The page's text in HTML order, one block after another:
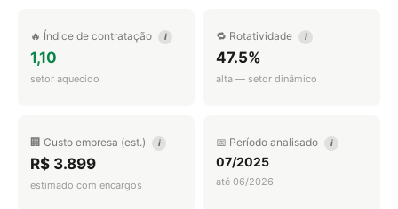
🔥 Índice de contratação i
1,10
setor aquecido
🔁 Rotatividade i
47.5%
alta — setor dinâmico
🏢 Custo empresa (est.) i
R$ 3.899
estimado com encargos
📅 Período analisado i
07/2025
até 06/2026